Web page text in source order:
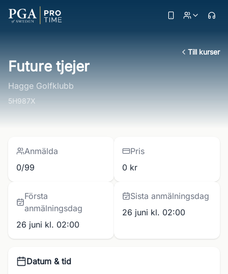
Till kurser
Future tjejer
Hagge Golfklubb
5H987X
Anmälda
0/99
Pris
0 kr
Första
anmälningsdag
26 juni kl. 02:00
Sista anmälningsdag
26 juni kl. 02:00
Datum & tid